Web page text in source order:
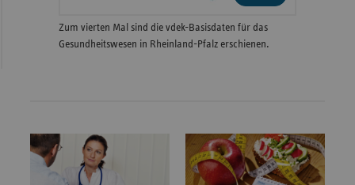
Zum vierten Mal sind die vdek-Basisdaten für das
Gesundheitswesen in Rheinland-Pfalz erschienen.